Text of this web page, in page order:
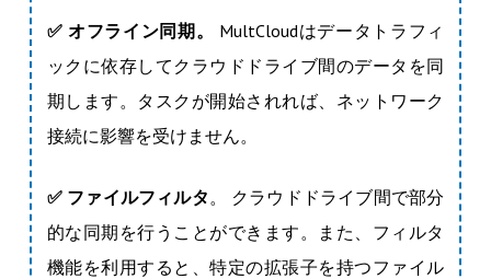
✅オフライン同期。
MultCloudはデータトラフィ
ックに依存してクラウドドライブ間のデータを同
期します。タスクが開始されれば、ネットワーク
接続に影響を受けません。
✅ ファイルフィルタ 。 クラウドドライブ間で部分
的な同期を行うことができます。また、フィルタ
機能を利用すると、特定の拡張子を持つファイル